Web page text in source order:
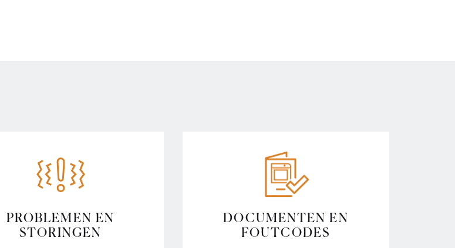
Waarom lost het vaatwastablet niet op?
Wat doe ik als de deur van mijn magnetron niet goed sluit?
Hoe reset ik mijn ATAG oven of magnetron?
PROBLEMEN EN
STORINGEN
DOCUMENTEN EN
FOUTCODES